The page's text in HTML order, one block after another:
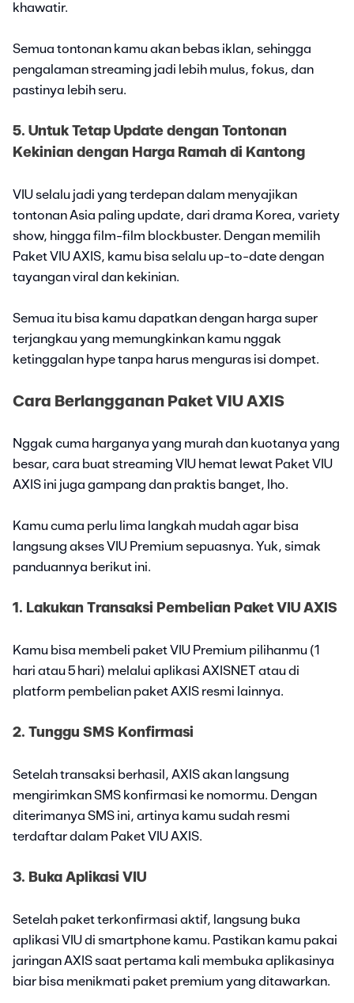
khawatir.
Semua tontonan kamu akan bebas iklan, sehingga
pengalaman streaming jadi lebih mulus, fokus, dan
pastinya lebih seru.
5. Untuk Tetap Update dengan Tontonan
Kekinian dengan Harga Ramah di Kantong
VIU selalu jadi yang terdepan dalam menyajikan
tontonan Asia paling update, dari drama Korea, variety
show, hingga film-film blockbuster. Dengan memilih
Paket VIU AXIS, kamu bisa selalu up-to-date dengan
tayangan viral dan kekinian.
Semua itu bisa kamu dapatkan dengan harga super
terjangkau yang memungkinkan kamu nggak
ketinggalan hype tanpa harus menguras isi dompet.
Cara Berlangganan Paket VIU AXIS
Nggak cuma harganya yang murah dan kuotanya yang
besar, cara buat streaming VIU hemat lewat Paket VIU
AXIS ini juga gampang dan praktis banget, lho.
Kamu cuma perlu lima langkah mudah agar bisa
langsung akses VIU Premium sepuasnya. Yuk, simak
panduannya berikut ini.
1. Lakukan Transaksi Pembelian Paket VIU AXIS
Kamu bisa membeli paket VIU Premium pilihanmu (1
hari atau 5 hari) melalui aplikasi AXISNET atau di
platform pembelian paket AXIS resmi lainnya.
2. Tunggu SMS Konfirmasi
Setelah transaksi berhasil, AXIS akan langsung
mengirimkan SMS konfirmasi ke nomormu. Dengan
diterimanya SMS ini, artinya kamu sudah resmi
terdaftar dalam Paket VIU AXIS.
3. Buka Aplikasi VIU
Setelah paket terkonfirmasi aktif, langsung buka
aplikasi VIU di smartphone kamu. Pastikan kamu pakai
jaringan AXIS saat pertama kali membuka aplikasinya
biar bisa menikmati paket premium yang ditawarkan.